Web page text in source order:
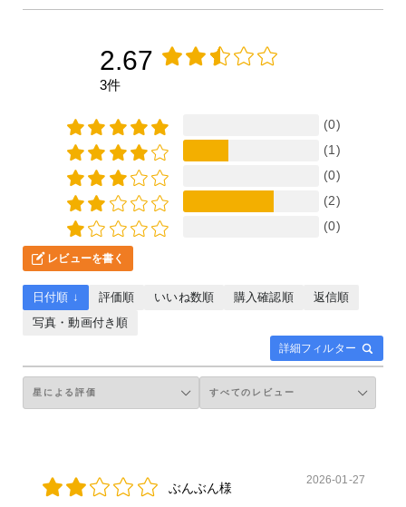
2.67
3件
(0)
(1)
(0)
(2)
(0)
レビューを書く
詳細フィルター
日付順 ↓ 評価順 いいね数順 購入確認順
返信順
写真・動画付き順
ぶんぶん様
2026-01-27